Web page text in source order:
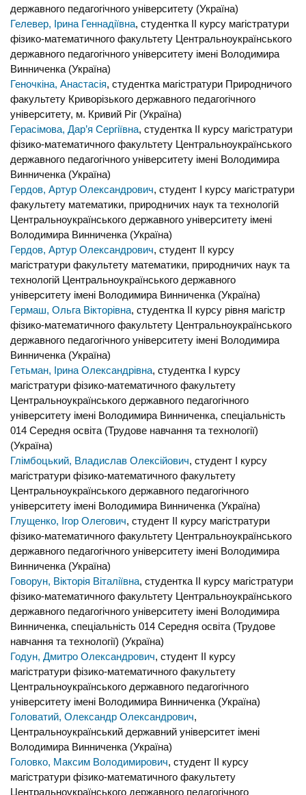
державного педагогічного університету (Україна)
Гелевер, Ірина Геннадіївна, студентка IІ курсу магістратури
фізико-математичного факультету Центральноукраїнського
державного педагогічного університету імені Володимира
Винниченка (Україна)
Геночкіна, Анастасія, студентка магістратури Природничого
факультету Криворізького державного педагогічного
університету, м. Кривий Ріг (Україна)
Герасімова, Дар’я Сергіївна, студентка IІ курсу магістратури
фізико-математичного факультету Центральноукраїнського
державного педагогічного університету імені Володимира
Винниченка (Україна)
Гердов, Артур Олександрович, студент I курсу магістратури
факультету математики, природничих наук та технологій
Центральноукраїнського державного університету імені
Володимира Винниченка (Україна)
Гердов, Артур Олександрович, студент II курсу
магістратури факультету математики, природничих наук та
технологій Центральноукраїнського державного
університету імені Володимира Винниченка (Україна)
Гермаш, Ольга Вікторівна, студентка II курсу рівня магістр
фізико-математичного факультету Центральноукраїнського
державного педагогічного університету імені Володимира
Винниченка (Україна)
Гетьман, Ірина Олександрівна, студентка І курсу
магістратури фізико-математичного факультету
Центральноукраїнського державного педагогічного
університету імені Володимира Винниченка, спеціальність
014 Середня освіта (Трудове навчання та технології)
(Україна)
Глімбоцький, Владислав Олексійович, студент I курсу
магістратури фізико-математичного факультету
Центральноукраїнського державного педагогічного
університету імені Володимира Винниченка (Україна)
Глущенко, Ігор Олегович, студент II курсу магістратури
фізико-математичного факультету Центральноукраїнського
державного педагогічного університету імені Володимира
Винниченка (Україна)
Говорун, Вікторія Віталіївна, студентка IІ курсу магістратури
фізико-математичного факультету Центральноукраїнського
державного педагогічного університету імені Володимира
Винниченка, спеціальність 014 Середня освіта (Трудове
навчання та технології) (Україна)
Годун, Дмитро Олександрович, студент II курсу
магістратури фізико-математичного факультету
Центральноукраїнського державного педагогічного
університету імені Володимира Винниченка (Україна)
Головатий, Олександр Олександрович,
Центральноукраїнський державний університет імені
Володимира Винниченка (Україна)
Головко, Максим Володимирович, студент ІI курсу
магістратури фізико-математичного факультету
Центральноукраїнського державного педагогічного